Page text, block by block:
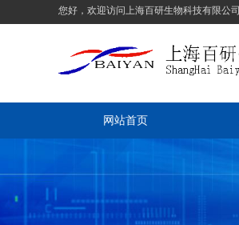
您好，欢迎访问上海百研生物科技有限公司
网站首页